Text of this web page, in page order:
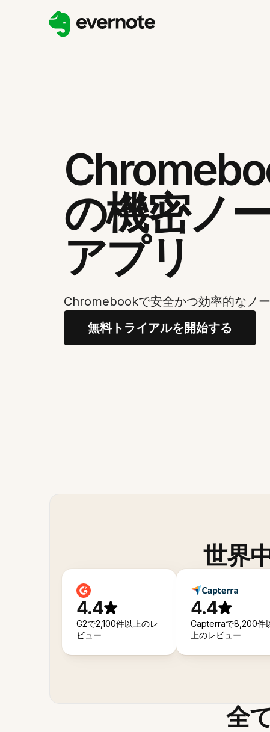
の機密ノ
アプリ
Chromebookで安全かつ効率的なノ
無料トライアルを開始する
世界
4.4
G2で2,100件以上のレ
ビュー
4.4
Capterraで8,200件
上のレビュー
全